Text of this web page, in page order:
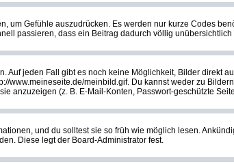
um Gefühle auszudrücken. Es werden nur kurze Codes
passieren, dass ein Beitrag dadurch völlig
Auf jeden Fall gibt es noch keine Möglichkeit, Bilder
www.meineseite.de/meinbild.gif. Du kannst weder zu
anzuzeigen (z. B. E-Mail-Konten, Passwort-geschützte
und du solltest sie so früh wie möglich lesen.
Diese legt der Board-Administrator fest.